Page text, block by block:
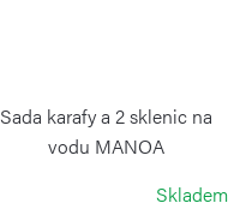
Sada karafy a 2 sklenic na
vodu MANOA
Skladem